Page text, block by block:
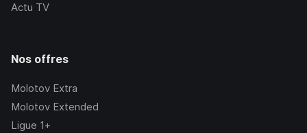
Actu TV
Nos offres
Molotov Extra
Molotov Extended
Ligue 1+